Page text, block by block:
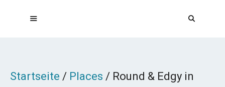
Startseite / Places / Round & Edgy in